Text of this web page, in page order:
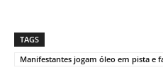
TAGS
Manifestantes jogam óleo em pista e